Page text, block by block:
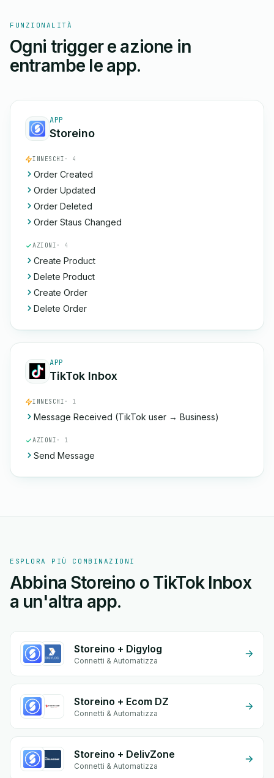
FUNZIONALITÀ
Ogni trigger e azione in
entrambe le app.
APP
Storeino
INNESCHI · 4
Order Created
Order Updated
Order Deleted
Order Staus Changed
AZIONI · 4
Create Product
Delete Product
Create Order
Delete Order
APP
TikTok Inbox
INNESCHI · 1
Message Received (TikTok user → Business)
AZIONI · 1
Send Message
ESPLORA PIÙ COMBINAZIONI
Abbina Storeino o TikTok Inbox
a un'altra app.
Storeino + Digylog
Connetti & Automatizza
Storeino + Ecom DZ
Connetti & Automatizza
Storeino + DelivZone
Connetti & Automatizza